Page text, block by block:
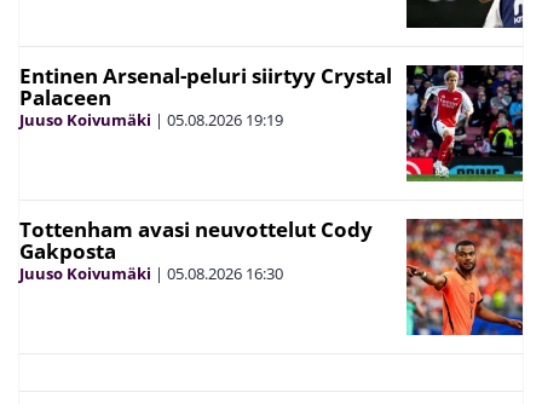
Entinen Arsenal-peluri siirtyy Crystal
Palaceen
Juuso Koivumäki | 05.08.2026 19:19
Tottenham avasi neuvottelut Cody
Gakposta
Juuso Koivumäki | 05.08.2026 16:30